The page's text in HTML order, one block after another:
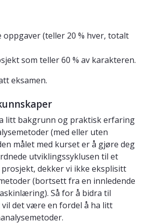
oppgaver (teller 20 % hver, totalt
som teller 60 % av karakteren.
eksamen.
litt bakgrunn og praktisk erfaring
(med eller uten
målet med kurset er å gjøre deg
utviklingssyklusen til et
dekker vi ikke eksplisitt
(bortsett fra en innledende
Så for å bidra til
det være en fordel å ha litt